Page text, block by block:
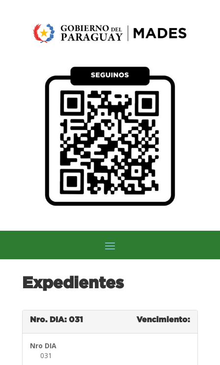
Expedientes
Nro. DIA: 031 Vencimiento:
Nro DIA
031